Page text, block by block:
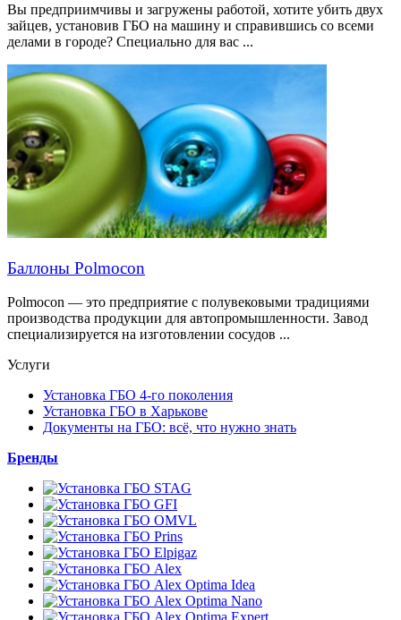
Вы предприимчивы и загружены работой, хотите убить двух
зайцев, установив ГБО на машину и справившись со всеми
делами в городе? Специально для вас ...
Баллоны Polmocon
Polmocon — это предприятие с полувековыми традициями
производства продукции для автопромышленности. Завод
специализируется на изготовлении сосудов ...
Услуги
Установка ГБО 4-го поколения
Установка ГБО в Харькове
Документы на ГБО: всё, что нужно знать
Бренды